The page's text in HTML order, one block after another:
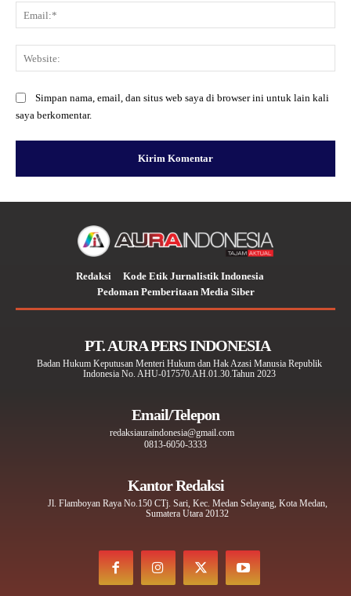
Simpan nama, email, dan situs web saya di browser ini untuk lain kali
saya berkomentar.
Redaksi
Kode Etik Jurnalistik Indonesia
Pedoman Pemberitaan Media Siber
PT. AURA PERS INDONESIA
Badan Hukum Keputusan Menteri Hukum dan Hak Azasi Manusia Republik
Indonesia No. AHU-017570.AH.01.30.Tahun 2023
Email/Telepon
redaksiauraindonesia@gmail.com
0813-6050-3333
Kantor Redaksi
Jl. Flamboyan Raya No.150 CTj. Sari, Kec. Medan Selayang, Kota Medan,
Sumatera Utara 20132